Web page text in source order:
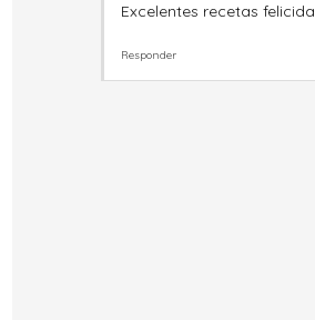
Excelentes recetas
Responder